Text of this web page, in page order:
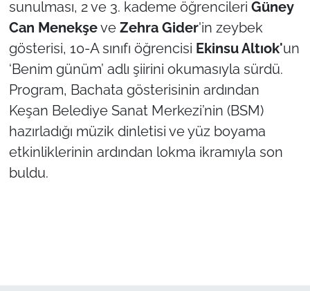
sunulması, 2 ve 3. kademe öğrencileri Güney
Can Menekşeve Zehra Gider'in zeybek
gösterisi, 10-A sınıfı öğrencisi Ekinsu Altıok'un
‘Benim günüm’ adlı şiirini okumasıyla sürdü.
Program, Bachata gösterisinin ardından
Keşan Belediye Sanat Merkezi’nin (BSM)
hazırladığı müzik dinletisi ve yüz boyama
etkinliklerinin ardından lokma ikramıyla son
buldu.